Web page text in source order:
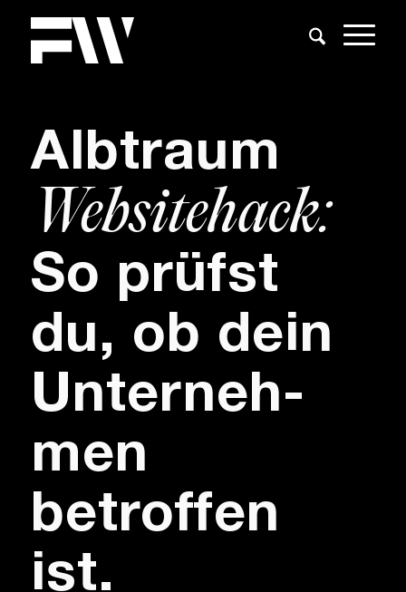
Alb­traum
Website­hack:
So prüfst
du, ob dein
Unter­neh­
men
betroffen
ist.